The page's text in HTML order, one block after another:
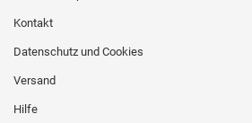
Kontakt
Datenschutz und Cookies
Versand
Hilfe